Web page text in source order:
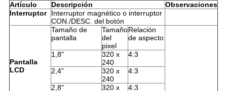
Artículo
Descripción
Observaciones
Interruptor
Interruptor magnético o interruptor
CON./DESC. del botón
Pantalla
LCD
Tamaño de
pantalla
Tamaño
del
pixel
Relación
de aspecto
1,8"
320 x
240
4:3
2,4"
320 x
240
4:3
2,8"
320 x
4:3